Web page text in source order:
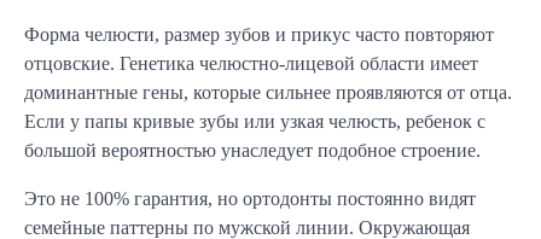
Форма челюсти, размер зубов и прикус часто повторяют
отцовские. Генетика челюстно-лицевой области имеет
доминантные гены, которые сильнее проявляются от отца.
Если у папы кривые зубы или узкая челюсть, ребенок с
большой вероятностью унаследует подобное строение.
Это не 100% гарантия, но ортодонты постоянно видят
семейные паттерны по мужской линии. Окружающая